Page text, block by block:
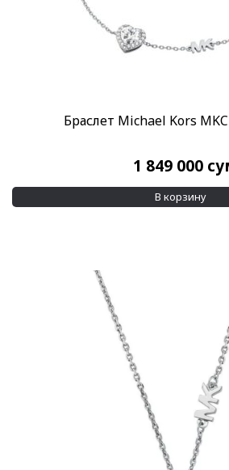
Браслет Michael Kors
1 849 000
В корзину